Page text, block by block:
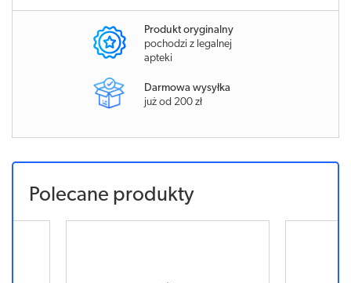
Produkt oryginalny
pochodzi z legalnej
apteki
Darmowa wysyłka
już od 200 zł
Polecane produkty